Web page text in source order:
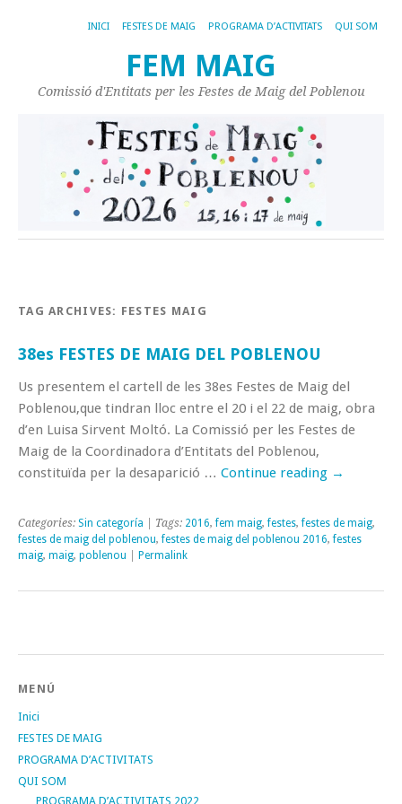
INICI FESTES DE MAIG PROGRAMA D’ACTIVITATS QUI SOM
FEM MAIG
Comissió d'Entitats per les Festes de Maig del Poblenou
TAG ARCHIVES: FESTES MAIG
38es FESTES DE MAIG DEL POBLENOU
Us presentem el cartell de les 38es Festes de Maig del
Poblenou,que tindran lloc entre el 20 i el 22 de maig, obra
d’en Luisa Sirvent Moltó. La Comissió per les Festes de
Maig de la Coordinadora d’Entitats del Poblenou,
constituïda per la desaparició … Continue reading →
Categories: Sin categoría | Tags: 2016,fem maig,festes,festes de maig,
festes de maig del poblenou,festes de maig del poblenou 2016,festes
maig, maig, poblenou Permalink
MENÚ
Inici
FESTES DE MAIG
PROGRAMA D’ACTIVITATS
QUI SOM
PROGRAMA D’ACTIVITATS 2022